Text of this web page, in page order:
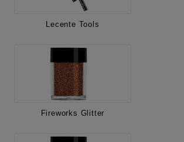
Lecente Tools
Fireworks Glitter